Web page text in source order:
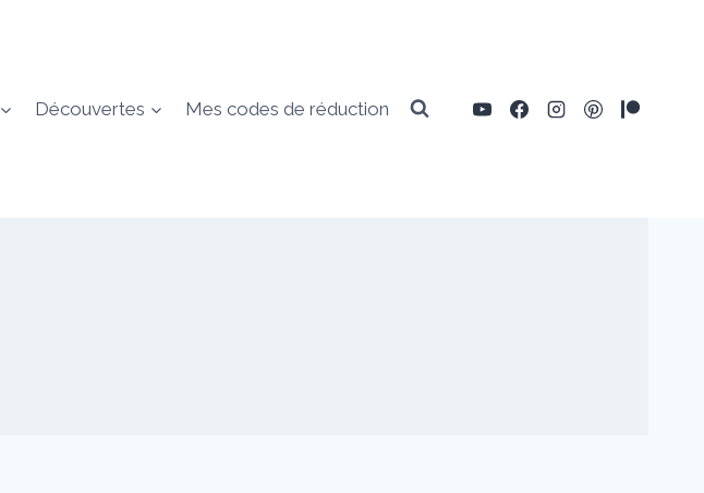
Découvertes Mes codes de réduction